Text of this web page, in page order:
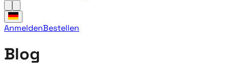
AnmeldenBestellen
Blog